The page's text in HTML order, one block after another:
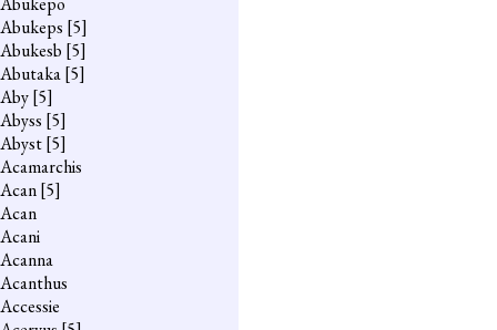
Abukeps [5]
Abukesb [5]
Abutaka[5]
Aby[5]
Abyss [5]
Abyst[5]
Acamarchis
Acan[5]
Acan
Acani
Acanna
Acanthus
Accessie